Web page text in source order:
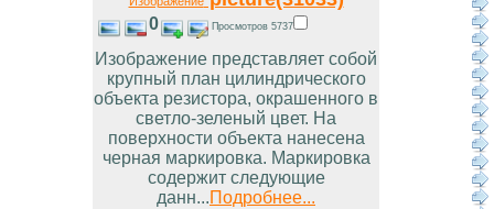
0 Просмотров 5737
Изображение представляет собой
крупный план цилиндрического
объекта резистора, окрашенного в
светло-зеленый цвет. На
поверхности объекта нанесена
черная маркировка. Маркировка
содержит следующие
данн...Подробнее...